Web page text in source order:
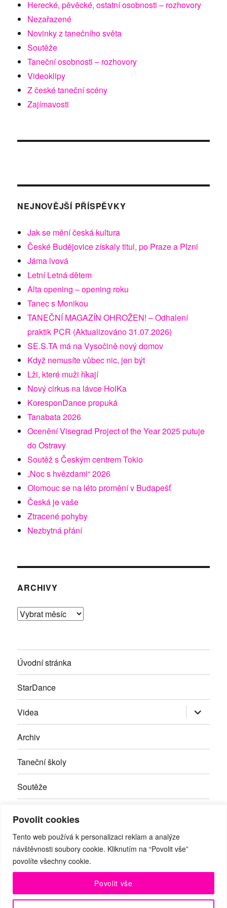
Povolit cookies
Tento web používá k personalizaci reklam a analýze
návštěvnosti soubory cookie. Kliknutím na “Povolit vše”
povolíte všechny cookie.
Povolit vše
Herecké, pěvěcké, ostatní osobnosti – rozhovory
Nezařazené
Novinky z tanečního světa
Soutěže
Taneční osobnosti – rozhovory
Videoklipy
Z české taneční scény
Zajímavosti
NEJNOVĚJŠÍ PŘÍSPĚVKY
Jak se mění česká kultura
České Budějovice získaly titul, po Praze a Plzni
Jáma lvová
Letní Letná dětem
Alta opening – opening roku
Tanec s Monikou
TANEČNÍ MAGAZÍN OHROŽEN! – Odhalení
praktik PCR (Aktualizováno 31.07.2026)
SE.S.TA má na Vysočině nový domov
Když nemusíte vůbec nic, jen být
Lži, které muži říkají
Nový cirkus na lávce HolKa
KoresponDance propuká
Tanabata 2026
Ocenění Visegrad Project of the Year 2025 putuje
do Ostravy
Soutěž s Českým centrem Tokio
„Noc s hvězdami“ 2026
Olomouc se na léto promění v Budapešť
Česká je vaše
Ztracené pohyby
Nezbytná přání
ARCHIVY
Archivy
Úvodní stránka
StarDance
Videa Zobrazit
položky
Archiv
Taneční školy
Soutěže
Kontakty
Facebook
RSS Youtube
© Taneční magazín, z.s. | Branická 69/66, Braník, 147 00 Praha